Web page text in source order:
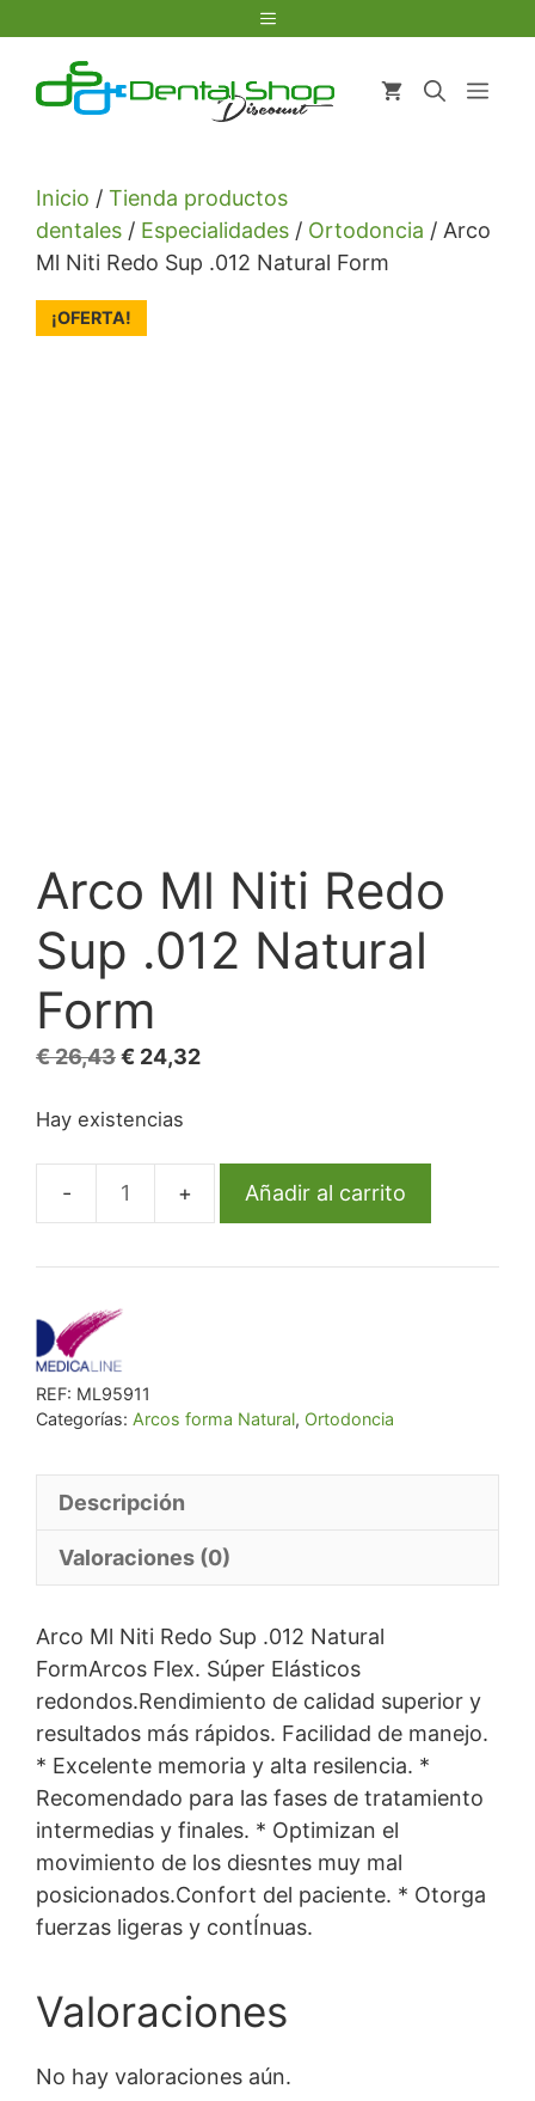
contenido
Menú
Inicio / Tienda productos
dentales / Especialidades / Ortodoncia / Arco
Ml Niti Redo Sup .012 Natural Form
¡OFERTA!
Arco Ml Niti Redo
Sup .012 Natural
Form
€26,43El
original
€ 26,43.
€ 24,32El
€ 24,32.
Hay existencias
Arco
Niti
Form
Añadir al carrito
REF: ML95911
Categorías: Arcos forma Natural, Ortodoncia
Descripción
Valoraciones (0)
Arco Ml Niti Redo Sup .012 Natural
FormArcos Flex. Súper Elásticos
redondos.Rendimiento de calidad superior y
resultados más rápidos. Facilidad de manejo.
* Excelente memoria y alta resilencia. *
Recomendado para las fases de tratamiento
intermedias y finales. * Optimizan el
movimiento de los diesntes muy mal
posicionados.Confort del paciente. * Otorga
fuerzas ligeras y contÍnuas.
Valoraciones
No hay valoraciones aún.